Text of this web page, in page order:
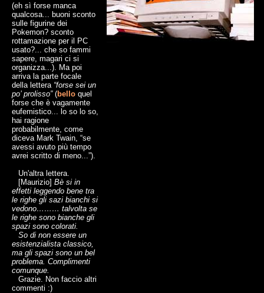
(eh sì forse manca
qualcosa... buoni sconto
sulle figurine dei
Pokemon? sconto
rottamazione per il PC
usato?... che so fammi
sapere, magari ci si
organizza...). Ma poi
arriva la parte focale
della lettera “forse sei un
po’ prolisso”(belloquel
forse che è vagamente
eufemistico... lo so lo so,
hai ragione
probabilmente, come
diceva Mark Twain, “se
avessi avuto più tempo
avrei scritto di meno...”).
Un'altra lettera.
[Maurizio] Bè si in
effetti leggendo bene tra
le righe gli sazi bianchi si
vedono……… talvolta se
le righe sono bianche gli
spazi sono colorati.
So di non essere un
esistenzialista classico,
ma gli spazi sono un bel
problema. Complimenti
comunque.
Grazie. Non faccio altri
commenti :)